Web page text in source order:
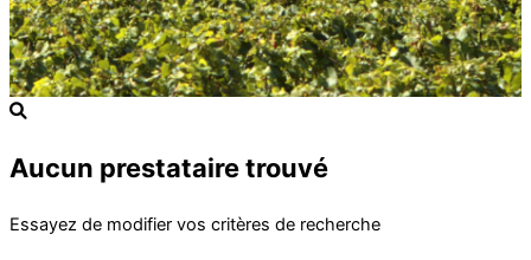
Aucun prestataire trouvé
Essayez de modifier vos critères de recherche